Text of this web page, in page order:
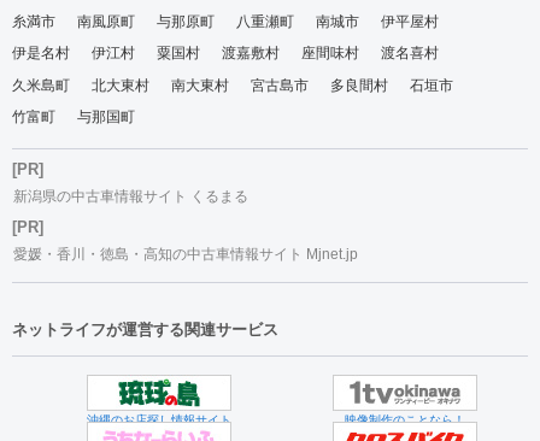
糸満市
南風原町 与那原町 八重瀬町 南城市
伊平屋村
伊是名村
伊江村 粟国村 渡嘉敷村 座間味村
渡名喜村
久米島町
北大東村 南大東村 宮古島市 多良間村
石垣市
竹富町
与那国町
[PR]
新潟県の中古車情報サイト くるまる
[PR]
愛媛・香川・徳島・高知の中古車情報サイト Mjnet.jp
ネットライフが運営する関連サービス
沖縄のお店探し情報サイト 映像制作のことなら！